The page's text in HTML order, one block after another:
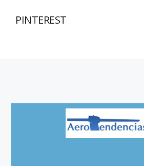
PINTEREST